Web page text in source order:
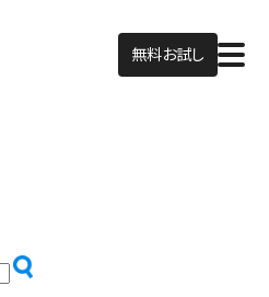
無料お試し